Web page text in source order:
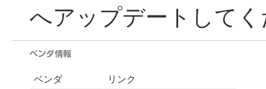
へアップデートして
ベンダ
リンク